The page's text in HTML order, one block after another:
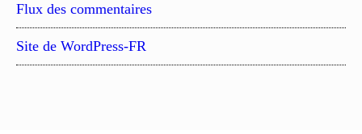
Flux des commentaires
Site de WordPress-FR